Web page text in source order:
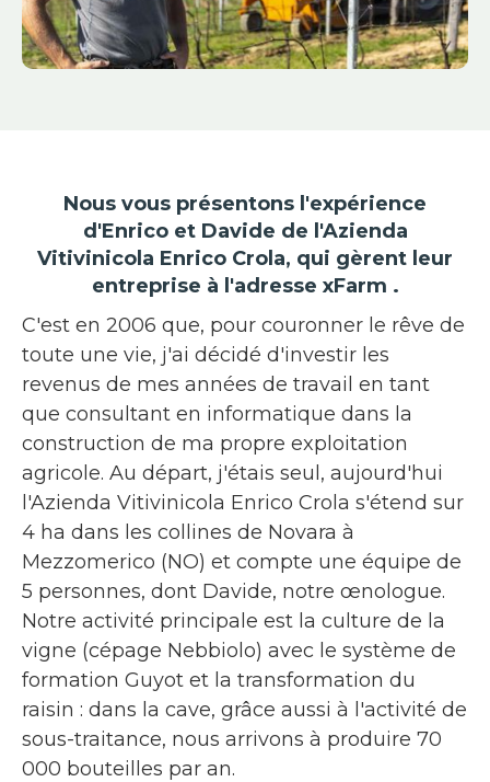
Nous vous présentons l'expérience
d'Enrico et Davide de l'Azienda
Vitivinicola Enrico Crola, qui gèrent leur
entreprise à l'adresse xFarm .
C'est en 2006 que, pour couronner le rêve de
toute une vie, j'ai décidé d'investir les
revenus de mes années de travail en tant
que consultant en informatique dans la
construction de ma propre exploitation
agricole. Au départ, j'étais seul, aujourd'hui
l'Azienda Vitivinicola Enrico Crola s'étend sur
4 ha dans les collines de Novara à
Mezzomerico (NO) et compte une équipe de
5 personnes, dont Davide, notre œnologue.
Notre activité principale est la culture de la
vigne (cépage Nebbiolo) avec le système de
formation Guyot et la transformation du
raisin : dans la cave, grâce aussi à l'activité de
sous-traitance, nous arrivons à produire 70
000 bouteilles par an.